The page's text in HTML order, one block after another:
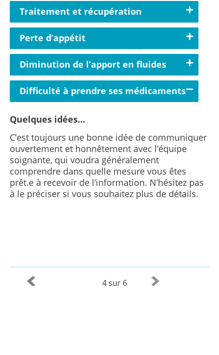
Traitement et récupération
Perte d’appétit
Diminution de l’apport en fluides
Difficulté à prendre ses médicaments
Quelques idées...
C’est toujours une bonne idée de communiquer
ouvertement et honnêtement avec l’équipe
soignante, qui voudra généralement
comprendre dans quelle mesure vous êtes
prêt.e à recevoir de l’information. N’hésitez pas
à le préciser si vous souhaitez plus de détails.
4 sur 6